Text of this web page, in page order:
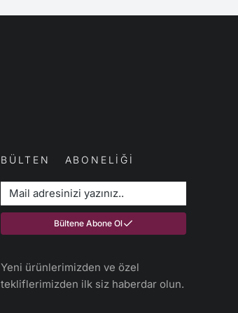
BÜLTEN ABONELİĞİ
Bültene Abone Ol
Yeni ürünlerimizden ve özel
tekliflerimizden ilk siz haberdar olun.​